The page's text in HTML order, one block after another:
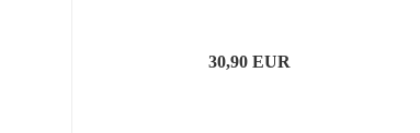
30,90 EUR